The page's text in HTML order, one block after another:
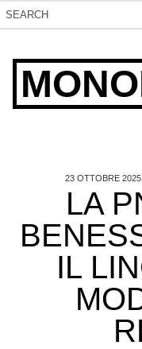
23 OTTOBRE 2025
LA
IL